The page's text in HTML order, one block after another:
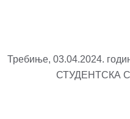
Требиње,
СТУДЕНТСКА